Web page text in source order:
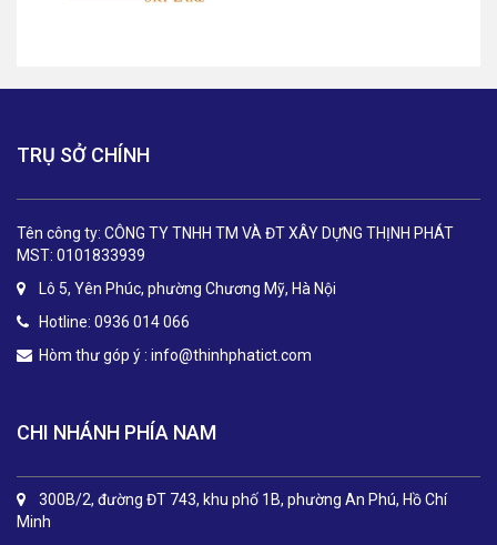
TRỤ SỞ CHÍNH
Tên công ty: CÔNG TY TNHH TM VÀ ĐT XÂY DỰNG THỊNH PHÁT
MST: 0101833939
Lô 5, Yên Phúc, phường Chương Mỹ, Hà Nội
Hotline: 0936 014 066
Hòm thư góp ý : info@thinhphatict.com
CHI NHÁNH PHÍA NAM
300B/2, đường ĐT 743, khu phố 1B, phường An Phú, Hồ Chí
Minh